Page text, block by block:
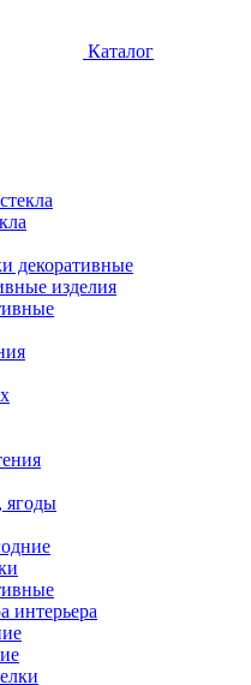
Каталог
декоративные
изделия
интерьера